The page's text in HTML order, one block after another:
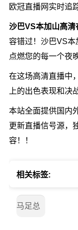
欧冠直播网实时追
沙巴VS本加山高清
容错过！沙巴VS
点燃您的每一个夜晚
在这场高清直播中
上的出色表现和决
本站全面提供国内
更新直播信号源，
容！！
相关标签:
马足总